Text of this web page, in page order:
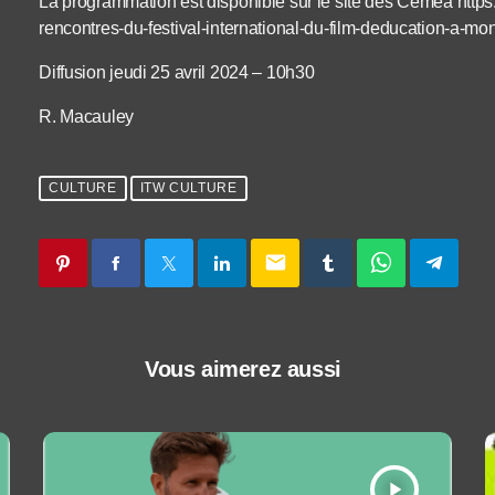
rencontres-du-festival-international-du-film-deducation-a-
Diffusion jeudi 25 avril 2024 – 10h30
R. Macauley
CULTURE ITW CULTURE
email
Vous aimerez aussi
play_arrow